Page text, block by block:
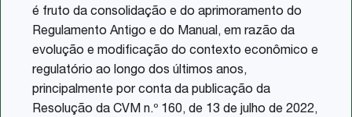
é fruto da consolidação e do aprimoramento do
Regulamento Antigo e do Manual, em razão da
evolução e modificação do contexto econômico e
regulatório ao longo dos últimos anos,
principalmente por conta da publicação da
Resolução da CVM n.º 160, de 13 de julho de 2022,